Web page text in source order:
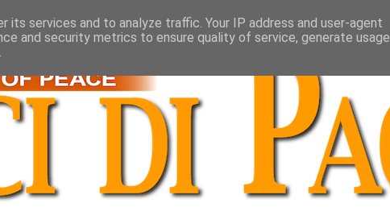
its services and to analyze traffic. Your IP address and user-agent
and security metrics to ensure quality of service, generate usage